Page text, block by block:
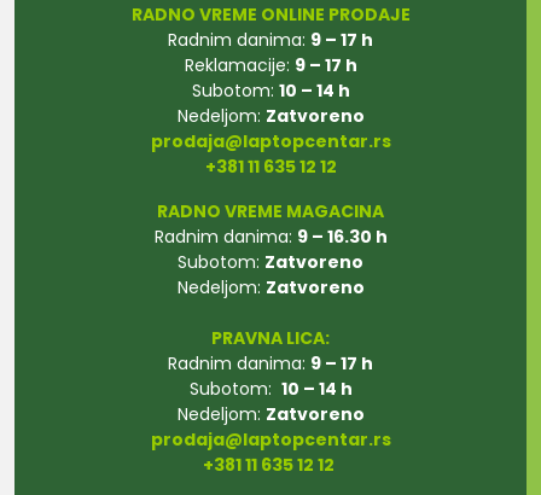
RADNO VREME ONLINE PRODAJE
Radnim danima: 9 – 17 h
Reklamacije: 9 – 17 h
Subotom: 10 – 14 h
Nedeljom: Zatvoreno
prodaja@laptopcentar.rs
+381 11 635 12 12
RADNO VREME MAGACINA
Radnim danima: 9 – 16.30 h
Subotom: Zatvoreno
Nedeljom: Zatvoreno
PRAVNA LICA:
Radnim danima: 9 – 17 h
Subotom: 10 – 14 h
Nedeljom: Zatvoreno
prodaja@laptopcentar.rs
+381 11 635 12 12